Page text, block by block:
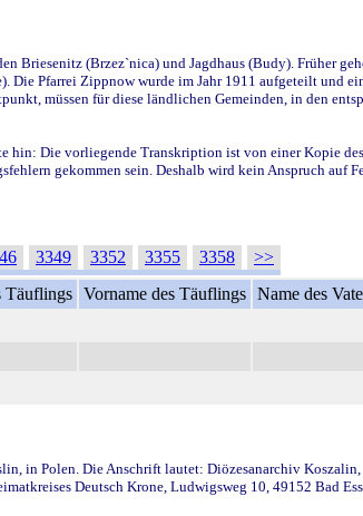
(Brzez`nica) und Jagdhaus (Budy). Früher
Pfarrei Zippnow wurde im Jahr 1911 aufgeteilt und
müssen für diese ländlichen Gemeinden, in den
hin: Die vorliegende Transkription ist von einer Kopie
gekommen sein. Deshalb wird kein Anspruch auf
3349 3352 3355 3358
>>
Täuflings Vorname des Täuflings Name des
in Polen. Die Anschrift lautet: Diözesanarchiv
Deutsch Krone, Ludwigsweg 10, 49152 Bad